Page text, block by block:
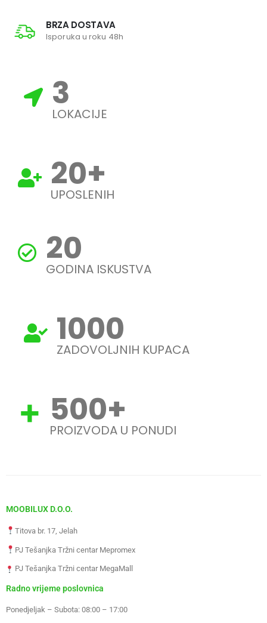
BRZA DOSTAVA
Isporuka u roku 48h
3
LOKACIJE
20+
UPOSLENIH
20
GODINA ISKUSTVA
1000
ZADOVOLJNIH KUPACA
500+
PROIZVODA U PONUDI
MOOBILUX D.O.O.
Titova br. 17, Jelah
PJ Tešanjka Tržni centar Mepromex
PJ Tešanjka Tržni centar MegaMall
Radno vrijeme poslovnica
Ponedjeljak – Subota: 08:00 – 17:00